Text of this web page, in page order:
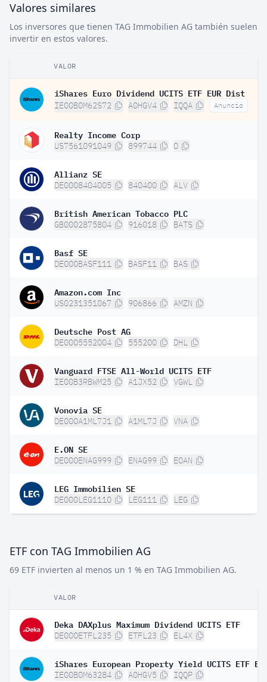
Valores similares
Los inversores que tienen TAG Immobilien AG también suelen
invertir en estos valores.
VALOR
iShares Euro Dividend UCITS ETF EUR Dist
IE00B0M62S72 A0HGV4 IQQA Anuncio
Realty Income Corp
US7561091049 899744 O
Allianz SE
DE0008404005 840400 ALV
British American Tobacco PLC
GB0002875804 916018 BATS
Basf SE
DE000BASF111 BASF11 BAS
Amazon.com Inc
US0231351067 906866 AMZN
Deutsche Post AG
DE0005552004 555200 DHL
Vanguard FTSE All-World UCITS ETF
IE00B3RBWM25 A1JX52 VGWL
Vonovia SE
DE000A1ML7J1 A1ML7J VNA
E.ON SE
DE000ENAG999 ENAG99 EOAN
LEG Immobilien SE
DE000LEG1110 LEG111 LEG
ETF con TAG Immobilien AG
69 ETF invierten al menos un 1 % en TAG Immobilien AG.
VALOR
Deka DAXplus Maximum Dividend UCITS ETF
DE000ETFL235 ETFL23 EL4X
IE00B0M63284 A0HGV5 IQQP